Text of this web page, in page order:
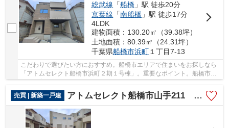
総武線 「船橋 」駅 徒歩20分
京葉線 「南船橋 」駅 徒歩17分
4LDK
建物面積：130.20㎡（39.38坪）
土地面積：80.39㎡（24.31坪）
千葉県船橋市浜町 １丁目7-13
こだわりで選びたい方におすすめ。船橋市エリアで住まいをお探しなら
「アトムセレクト船橋市浜町２期１号棟」。重要なポイント。船橋市立
売買 | 新築一戸建
アトムセレクト船橋市山手211 １棟１号棟